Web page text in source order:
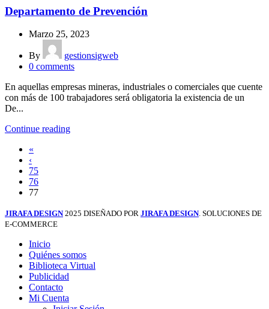
Departamento de Prevención
Marzo 25, 2023
By
gestionsigweb
0 comments
En aquellas empresas mineras, industriales o comerciales que cuente
con más de 100 trabajadores será obligatoria la existencia de un
De...
Continue reading
«
‹
75
76
77
JIRAFA DESIGN 2025 DISEÑADO POR JIRAFA DESIGN. SOLUCIONES DE
E-COMMERCE
Inicio
Quiénes somos
Biblioteca Virtual
Publicidad
Contacto
Mi Cuenta